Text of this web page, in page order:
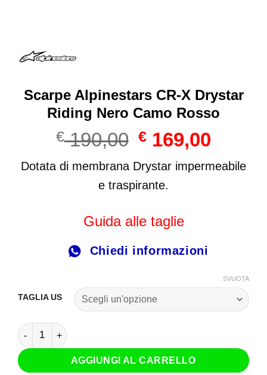
Scarpe Alpinestars CR-X Drystar
Riding Nero Camo Rosso
€190,00 Il
prezzo
originale
era:
€ 169,00
attuale
Dotata di membrana Drystar impermeabile
e traspirante.
Guida alle taglie
Chiedi informazioni
TAGLIA US
SVUOTA
Scarpe Alpinestars CR-X Drystar Riding Nero Camo Rosso
AGGIUNGI AL CARRELLO